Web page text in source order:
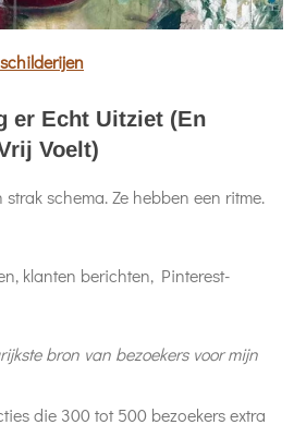
er Echt Uitziet (En
Voelt)
schema. Ze hebben een ritme.
klanten berichten, Pinterest-
bron van bezoekers voor mijn
die 300 tot 500 bezoekers extra